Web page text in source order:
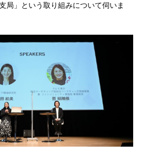
局」という取り組みについて伺いま